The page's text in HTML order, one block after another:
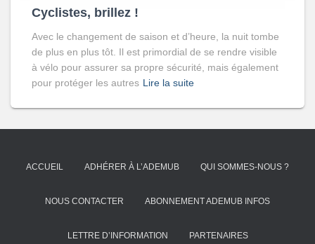
Cyclistes, brillez !
Avec le changement de saison et d’heure, la nuit tombe
de plus en plus tôt. Il est primordial de se rendre visible
à vélo pour assurer sa propre sécurité, mais également
pour protéger les autres Lire la suite
ACCUEIL ADHÉRER À L’ADEMUB QUI SOMMES-NOUS ?
NOUS CONTACTER ABONNEMENT ADEMUB INFOS
LETTRE D’INFORMATION PARTENAIRES